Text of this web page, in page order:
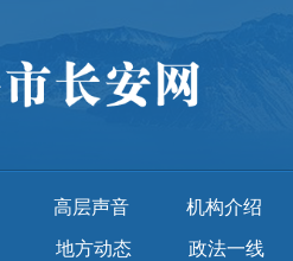
高层声音 机构介绍
地方动态 政法一线